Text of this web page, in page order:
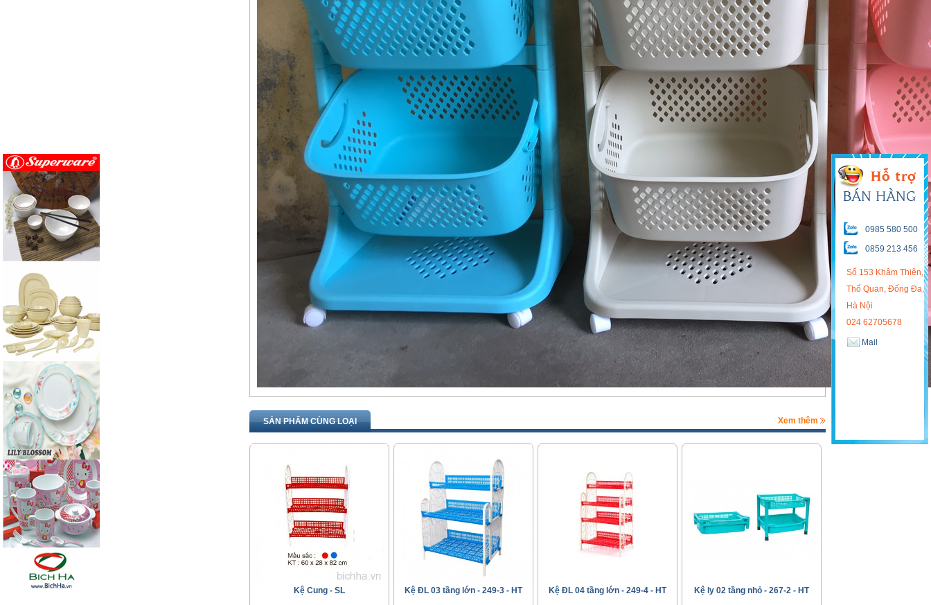
0985 580 500
0859 213 456
Số 153 Khâm Thiên,
Thổ Quan, Đống Đa,
Hà Nội
024 62705678
Mail
SẢN PHẨM CÙNG LOẠI Xem thêm
Kệ Cung - SL Kệ ĐL 03 tầng lớn - 249-3 - HT Kệ ĐL 04 tầng lớn - 249-4 - HT Kệ ly 02 tầng nhỏ - 267-2 - HT